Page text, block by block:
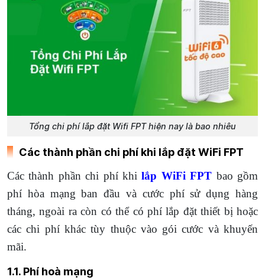
Tổng chi phí lắp đặt Wifi FPT hiện nay là bao nhiêu
Các thành phần chi phí khi lắp đặt WiFi FPT
Các thành phần chi phí khilắp WiFi FPT bao gồm
phí hòa mạng ban đầu và cước phí sử dụng hàng
tháng, ngoài ra còn có thể có phí lắp đặt thiết bị hoặc
các chi phí khác tùy thuộc vào gói cước và khuyến
mãi.
1.1. Phí hoà mạng